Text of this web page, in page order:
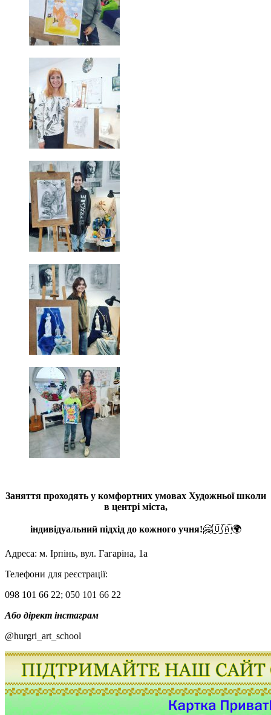
Заняття проходять у комфортних умовах Художньої школи
в центрі міста,
індивідуальний підхід до кожного учня!🤗🇺🇦🌍
Адреса: м. Ірпінь, вул. Гагаріна, 1а
Телефони для реєстрації:
098 101 66 22; 050 101 66 22
Або дірект інстаграм
@hurgri_art_school